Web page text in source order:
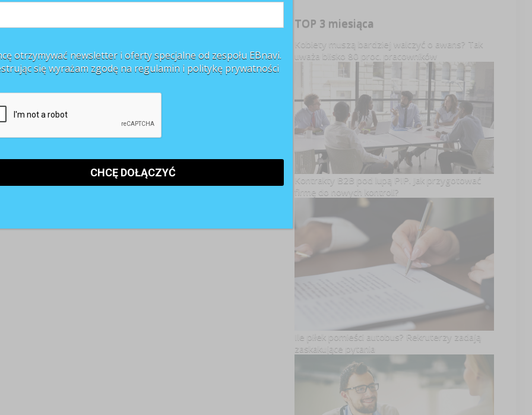
TOP 3 miesiąca
Kobiety muszą bardziej walczyć o awans? Tak
uważa blisko 80 proc. pracowników
Kontrakty B2B pod lupą PIP. Jak przygotować
firmę do nowych kontroli?
Ile piłek pomieści autobus? Rekruterzy zadają
zaskakujące pytania
otrzymywać newsletter i oferty specjalne od zespołu EBnavi.
się wyrażam zgodę na regulamin i politykę prywatności